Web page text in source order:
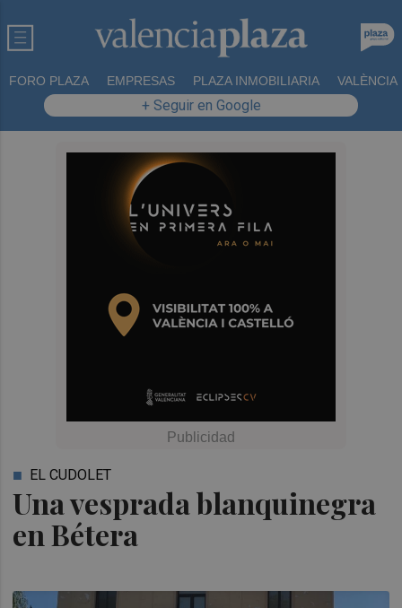
FORO PLAZA EMPRESAS PLAZA INMOBILIARIA VALÈNCIA
+ Seguir en Google
Una vesprada blanquinegra
en Bétera
EL CUDOLET